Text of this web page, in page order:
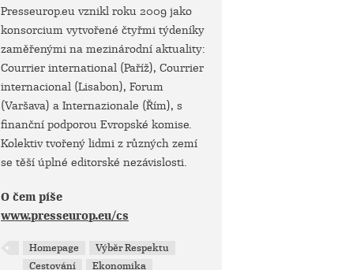
Presseurop.eu vznikl roku 2009 jako
konsorcium vytvořené čtyřmi týdeníky
zaměřenými na mezinárodní aktuality:
Courrier international (Paříž), Courrier
internacional (Lisabon), Forum
(Varšava) a Internazionale (Řím), s
finanční podporou Evropské komise.
Kolektiv tvořený lidmi z různých zemí
se těší úplné editorské nezávislosti.
O čem píše
www.presseurop.eu/cs
Homepage
Výběr Respektu
Cestování
Ekonomika